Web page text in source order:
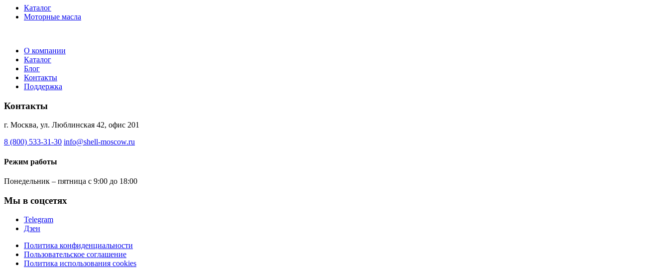
Каталог
Моторные масла
О компании
Каталог
Блог
Контакты
Поддержка
Контакты
г. Москва, ул. Люблинская 42, офис 201
8 (800) 533-31-30 info@shell-moscow.ru
Режим работы
Понедельник – пятница с 9:00 до 18:00
Мы в соцсетях
Telegram
Дзен
Политика конфиденциальности
Пользовательское соглашение
Политика использования cookies